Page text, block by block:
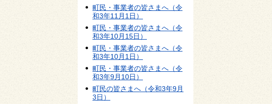
町民・事業者の皆さまへ（令
和3年11月1日）
町民・事業者の皆さまへ（令
和3年10月15日）
町民・事業者の皆さまへ（令
和3年10月1日）
町民・事業者の皆さまへ（令
和3年9月10日）
町民の皆さまへ（令和3年9月
3日）